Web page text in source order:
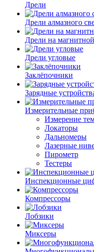
Дрели
Дрели алмазного
Дрели на
Дрели угловые
Заклёпочники
Зарядные
Измерительные
Измерение
Локаторы
Дальномеры
Лазерные
Пирометр
Тестеры
Инспекционные
Компрессоры
Лобзики
Миксеры